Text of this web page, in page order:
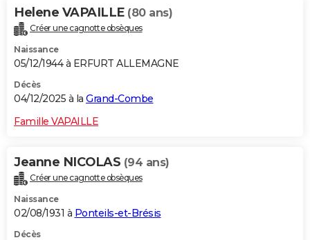
Helene VAPAILLE (80 ans)
Créer une cagnotte obsèques
Naissance
05/12/1944 à ERFURT ALLEMAGNE
Décès
04/12/2025 à la Grand-Combe
Famille VAPAILLE
Jeanne NICOLAS (94 ans)
Créer une cagnotte obsèques
Naissance
02/08/1931 à Ponteils-et-Brésis
Décès